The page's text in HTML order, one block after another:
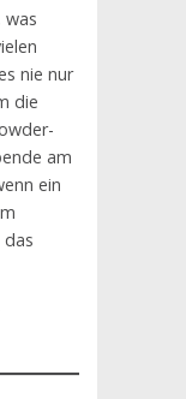
was
nie nur
die
am
ein
das